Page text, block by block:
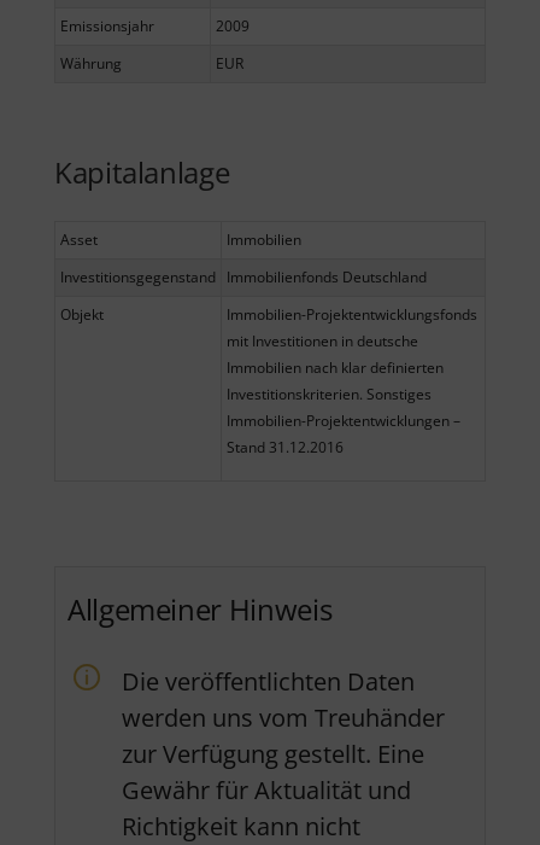
Emissionsjahr
2009
Währung
EUR
Kapitalanlage
Asset
Immobilien
Investitionsgegenstand
Immobilienfonds Deutschland
Objekt
Immobilien-Projektentwicklungsfonds
mit Investitionen in deutsche
Immobilien nach klar definierten
Investitionskriterien. Sonstiges
Immobilien-Projektentwicklungen –
Stand 31.12.2016
Allgemeiner Hinweis
Die veröffentlichten Daten
werden uns vom Treuhänder
zur Verfügung gestellt. Eine
Gewähr für Aktualität und
Richtigkeit kann nicht